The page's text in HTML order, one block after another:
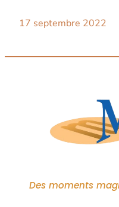
17 septembre 2022
Des moments